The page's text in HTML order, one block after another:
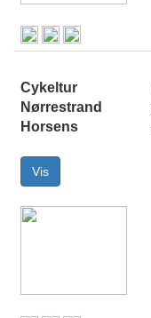
Cykeltur
Nørrestrand
Horsens